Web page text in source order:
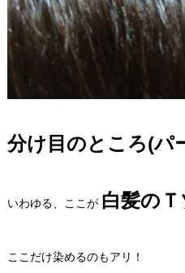
分け目のところ(パ
いわゆる、ここが 白髪の
ここだけ染めるのもアリ！